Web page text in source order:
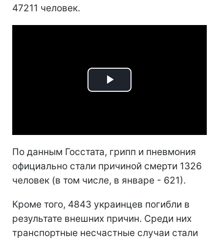
47211 человек.
Play
По данным Госстата, грипп и пневмония
официально стали причиной смерти 1326
человек (в том числе, в январе - 621).
Кроме того, 4843 украинцев погибли в
результате внешних причин. Среди них
транспортные несчастные случаи стали